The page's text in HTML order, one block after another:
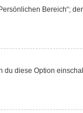
Bereich“;
diese Option